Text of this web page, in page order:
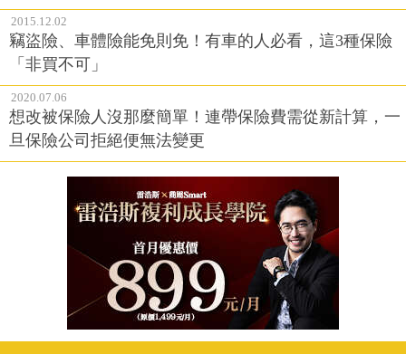
2015.12.02
竊盜險、車體險能免則免！有車的人必看，這3種保險
「非買不可」
2020.07.06
想改被保險人沒那麼簡單！連帶保險費需從新計算，一
旦保險公司拒絕便無法變更